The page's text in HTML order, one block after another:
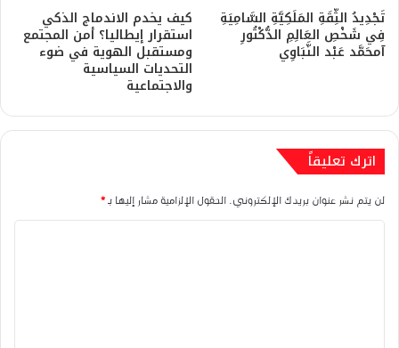
تَجْدِيدُ الثِّقَةِ المَلَكِيَّةِ السَّامِيَةِ
فِي شَخْصِ العَالِمِ الدُّكْتُورِ
آمحَمَّد عَبْد النَّبَاوِي
كيف يخدم الاندماج الذكي
استقرار إيطاليا؟ أمن المجتمع
ومستقبل الهوية في ضوء
التحديات السياسية
والاجتماعية
اترك تعليقاً
لن يتم نشر عنوان بريدك الإلكتروني. الحقول الإلزامية مشار إليها بـ*